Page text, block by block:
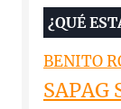
¿QUÉ
BENITO
SAPAG